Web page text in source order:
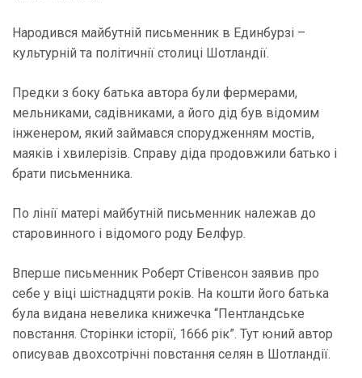
Народився майбутній письменник в Единбурзі –
культурній та політичнії столиці Шотландії.
Предки з боку батька автора були фермерами,
мельниками, садівниками, а його дід був відомим
інженером, який займався спорудженням мостів,
маяків і хвилерізів. Справу діда продовжили батько і
брати письменника.
По лінії матері майбутній письменник належав до
старовинного і відомого роду Белфур.
Вперше письменник Роберт Стівенсон заявив про
себе у віці шістнадцяти років. На кошти його батька
була видана невелика книжечка “Пентландське
повстання. Сторінки історії, 1666 рік”. Тут юний автор
описував двохсотрічні повстання селян в Шотландії.